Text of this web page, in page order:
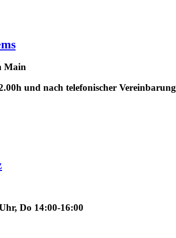
Main
und nach telefonischer Vereinbarung
Do 14:00-16:00